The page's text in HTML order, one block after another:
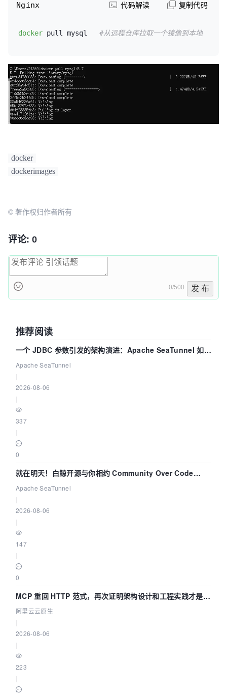
docker pull mysql #从远程仓库拉取一个镜像到本地
Nginx 代码解读 复制代码
docker
dockerimages
© 著作权归作者所有
评论: 0
0/500 发 布
推荐阅读
一个 JDBC 参数引发的架构演进：Apache SeaTunnel 如何
解决数据同步中的“定时 Flush”难题
Apache SeaTunnel
2026-08-06
337
0
就在明天！白鲸开源与你相约 Community Over Code
Asia 2026 主题演讲！
Apache SeaTunnel
2026-08-06
147
0
MCP 重回 HTTP 范式，再次证明架构设计和工程实践才是稀
缺资源
阿里云云原生
2026-08-06
223